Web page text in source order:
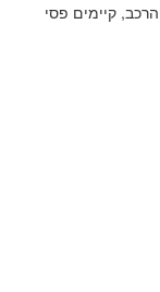
קיימים פסי